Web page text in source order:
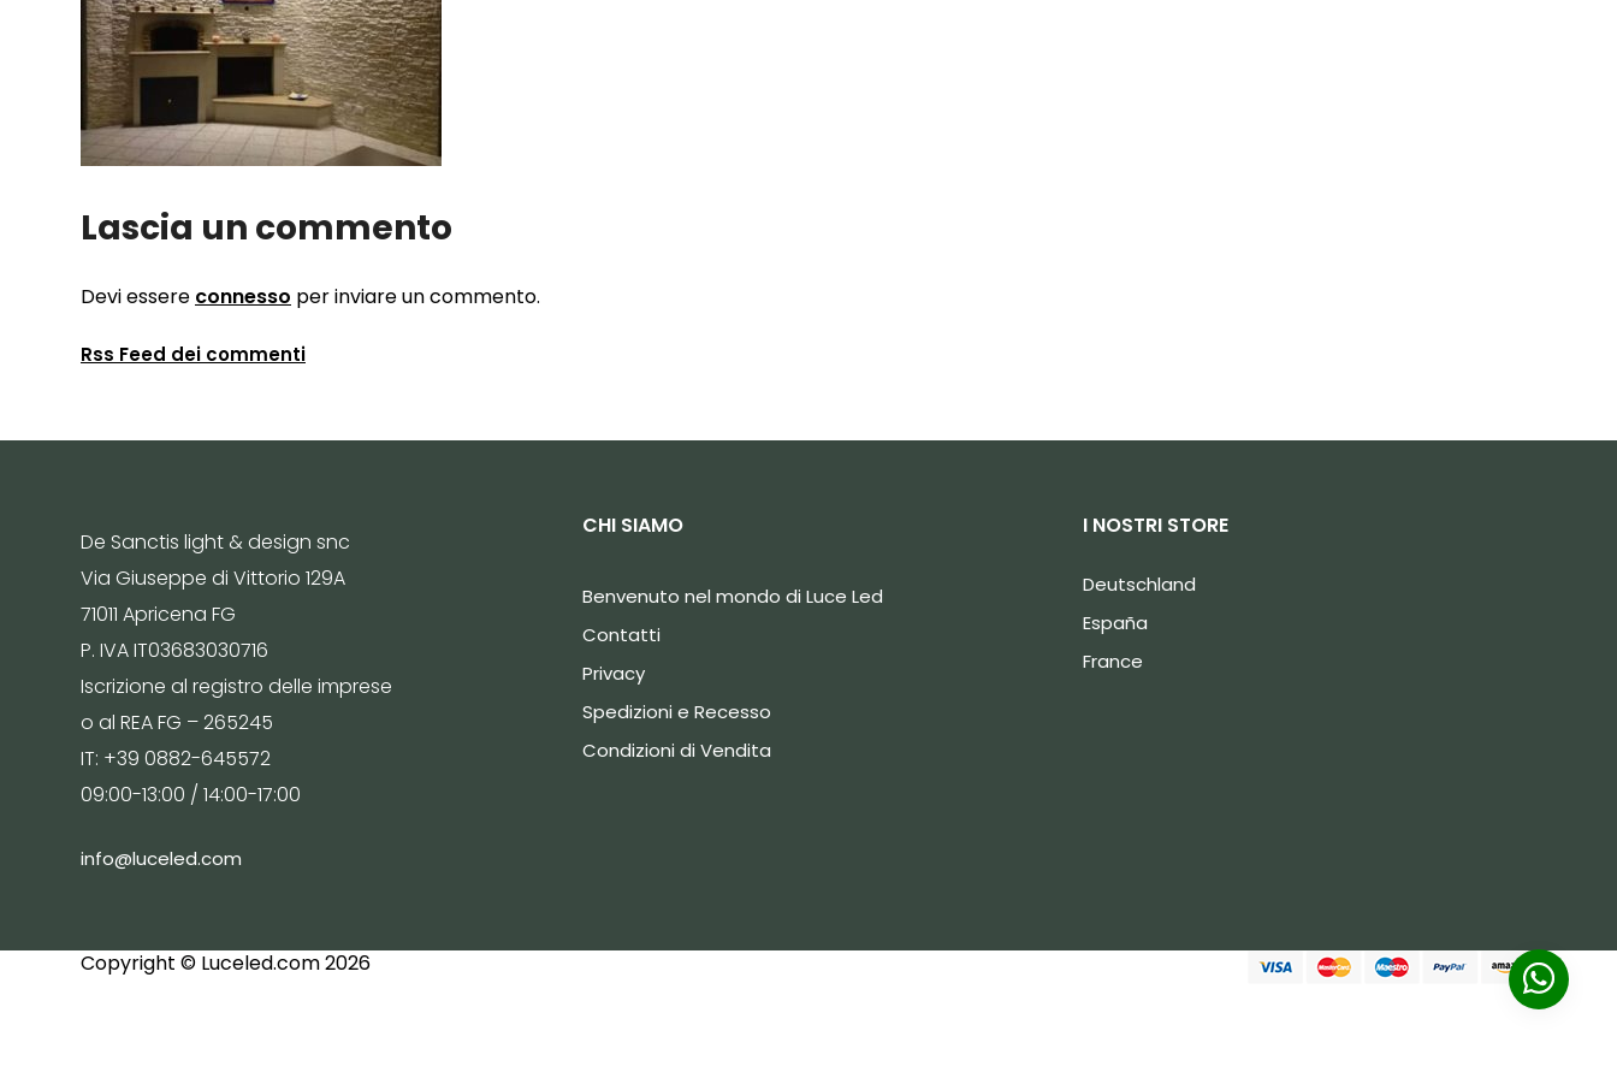
Lascia un commento
Devi essere connesso per inviare un commento.
Rss Feed dei commenti
De Sanctis light & design snc
Via Giuseppe di Vittorio 129A
71011 Apricena FG
P. IVA IT03683030716
Iscrizione al registro delle imprese
o al REA FG – 265245
IT: +39 0882-645572
09:00-13:00 / 14:00-17:00
info@luceled.com
CHI SIAMO
Benvenuto nel mondo di Luce Led
Contatti
Privacy
Spedizioni e Recesso
Condizioni di Vendita
I NOSTRI STORE
Deutschland
España
France
Copyright © Luceled.com 2026